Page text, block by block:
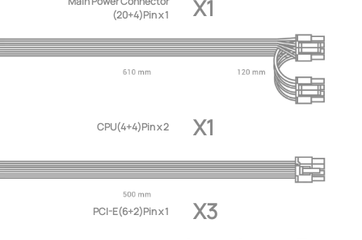
(20+4)Pin x 1
X1
CPU(4+4)Pin x 2 X1
PCI-E(6+2)Pin x 1 X3